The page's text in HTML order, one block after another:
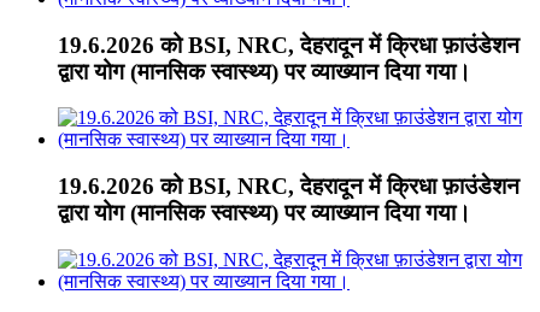
19.6.2026 को BSI, NRC, देहरादून में क्रिधा फ़ाउंडेशन
द्वारा योग (मानसिक स्वास्थ्य) पर व्याख्यान दिया गया।
19.6.2026 को BSI, NRC, देहरादून में क्रिधा फ़ाउंडेशन
द्वारा योग (मानसिक स्वास्थ्य) पर व्याख्यान दिया गया।